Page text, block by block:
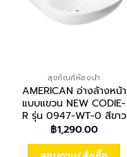
สุขภัณฑ์ห้องน้ำ
AMERICAN อ่างล้างหน้า
แบบแขวน NEW CODIE-
R รุ่น 0947-WT-0 สีขาว
฿1,290.00